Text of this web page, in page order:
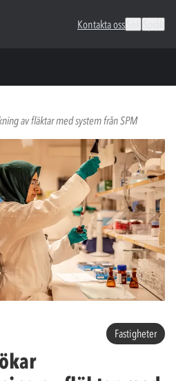
Kontakta oss
av fläktar med system från SPM
Fastigheter